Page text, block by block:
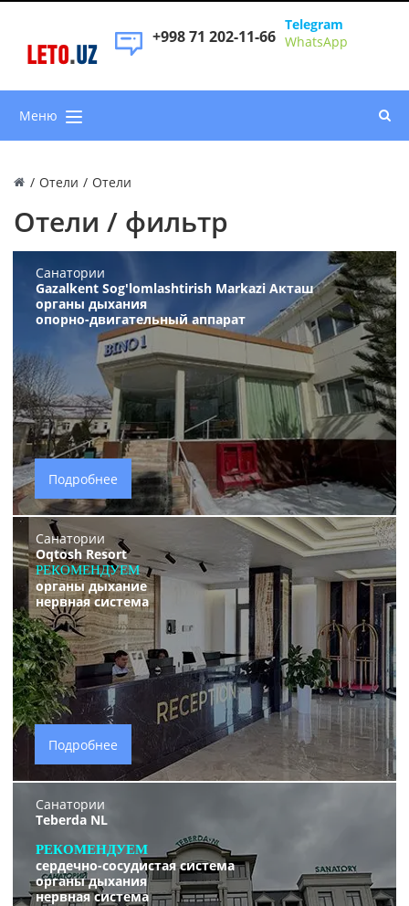
LETO.UZ
+998 71 202-11-66
Telegram
WhatsApp
Меню
/ Отели / Отели
Отели / фильтр
Санатории
Gazalkent Sog'lomlashtirish Markazi Акташ
органы дыхания
опорно-двигательный аппарат
Подробнее
Санатории
Oqtosh Resort
РЕКОМЕНДУЕМ
органы дыхание
нервная система
Подробнее
Санатории
Teberda NL
РЕКОМЕНДУЕМ
сердечно-сосудистая система
органы дыхания
нервная система